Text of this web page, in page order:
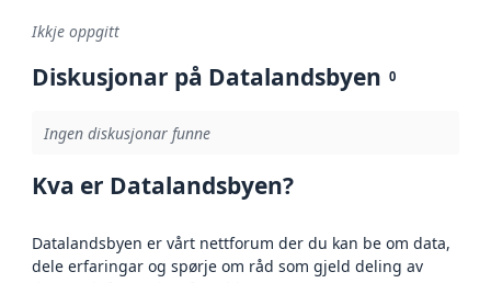
Ikkje oppgitt
Diskusjonar på Datalandsbyen 0
Ingen diskusjonar funne
Kva er Datalandsbyen?
Datalandsbyen er vårt nettforum der du kan be om data,
dele erfaringar og spørje om råd som gjeld deling av